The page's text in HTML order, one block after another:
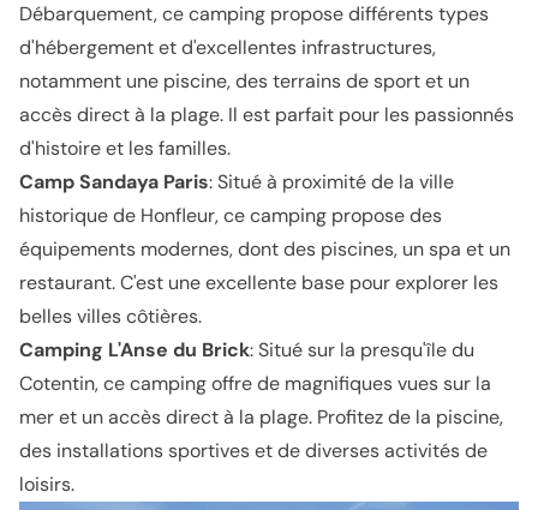
Débarquement, ce camping propose différents types
d'hébergement et d'excellentes infrastructures,
notamment une piscine, des terrains de sport et un
accès direct à la plage. Il est parfait pour les passionnés
d'histoire et les familles.
Camp Sandaya Paris: Situé à proximité de la ville
historique de Honfleur, ce camping propose des
équipements modernes, dont des piscines, un spa et un
restaurant. C'est une excellente base pour explorer les
belles villes côtières.
Camping L'Anse du Brick: Situé sur la presqu'île du
Cotentin, ce camping offre de magnifiques vues sur la
mer et un accès direct à la plage. Profitez de la piscine,
des installations sportives et de diverses activités de
loisirs.